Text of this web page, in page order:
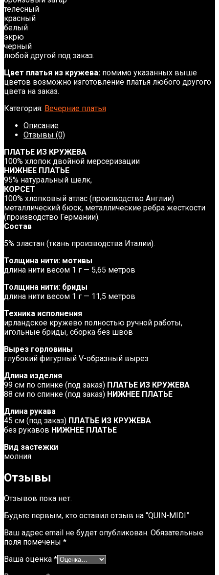
телесный
красный
белый
экрю
черный
любой другой под заказ.
Цвет платья из кружева: помимо указанных выше
цветов возможно изготовление платья любого другого
цвета на заказ.
Категория: Вечерние платья
Описание
Отзывы (0)
ПЛАТЬЕ ИЗ КРУЖЕВА
100% хлопок двойной мерсеризации
НИЖНЕЕ ПЛАТЬЕ
95% натуральный шелк,
КОРСЕТ
100% хлопковый атлас (производство Англии)
металлический бюск, металлические ребра жесткости
(производство Германии).
Состав
5% эластан (ткань производства Италии).
Толщина нити: мотивы
длина нити весом 1 г — 5,65 метров
Толщина нити: бриды
длина нити весом 1 г — 11,5 метров
Техника исполнения
ирландское кружево полностью ручной работы,
игольные бриды, сборка без швов
Вырез горловины
глубокий фигурный V-образный вырез
Длина изделия
99 см по спинке (под заказ) ПЛАТЬЕ ИЗ КРУЖЕВА
88 см по спинке (под заказ) НИЖНЕЕ ПЛАТЬЕ
Длина рукава
45 см (под заказ) ПЛАТЬЕ ИЗ КРУЖЕВА
без рукавов НИЖНЕЕ ПЛАТЬЕ
Вид застежки
молния
Отзывы
Отзывов пока нет.
Будьте первым, кто оставил отзыв на “QUIN-MIDI”
Ваш адрес email не будет опубликован. Обязательные
поля помечены *
Ваша оценка *